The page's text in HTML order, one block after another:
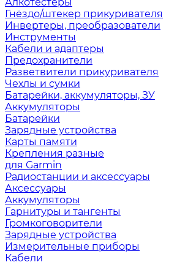
Гнёздо/штекер прикуривателя
Инвертеры, преобразователи
Инструменты
Кабели и адаптеры
Предохранители
Разветвители прикуривателя
Чехлы и сумки
Батарейки, аккумуляторы, ЗУ
Аккумуляторы
Батарейки
Зарядные устройства
Карты памяти
Крепления разные
для Garmin
Радиостанции и аксессуары
Аксессуары
Аккумуляторы
Гарнитуры и тангенты
Громкоговорители
Зарядные устройства
Измерительные приборы
Кабели